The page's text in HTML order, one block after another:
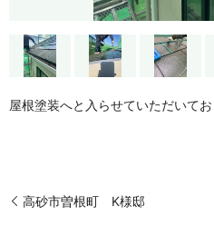
屋根塗装へと入らせていただいてお
高砂市曽根町 K様邸